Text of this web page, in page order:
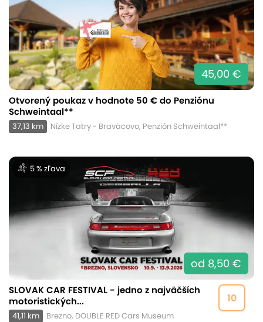
45,00 €
Otvorený poukaz v hodnote 50 € do Penziónu
Schweintaal**
37,13 km Nízke Tatry - Braväcovo, Penzión Schweintaal**
5 % zľava
od 8,50 €
10
SLOVAK CAR FESTIVAL - jedno z najväčších
motoristických...
41,11 km Brezno, DOUBLE RED Cars Museum